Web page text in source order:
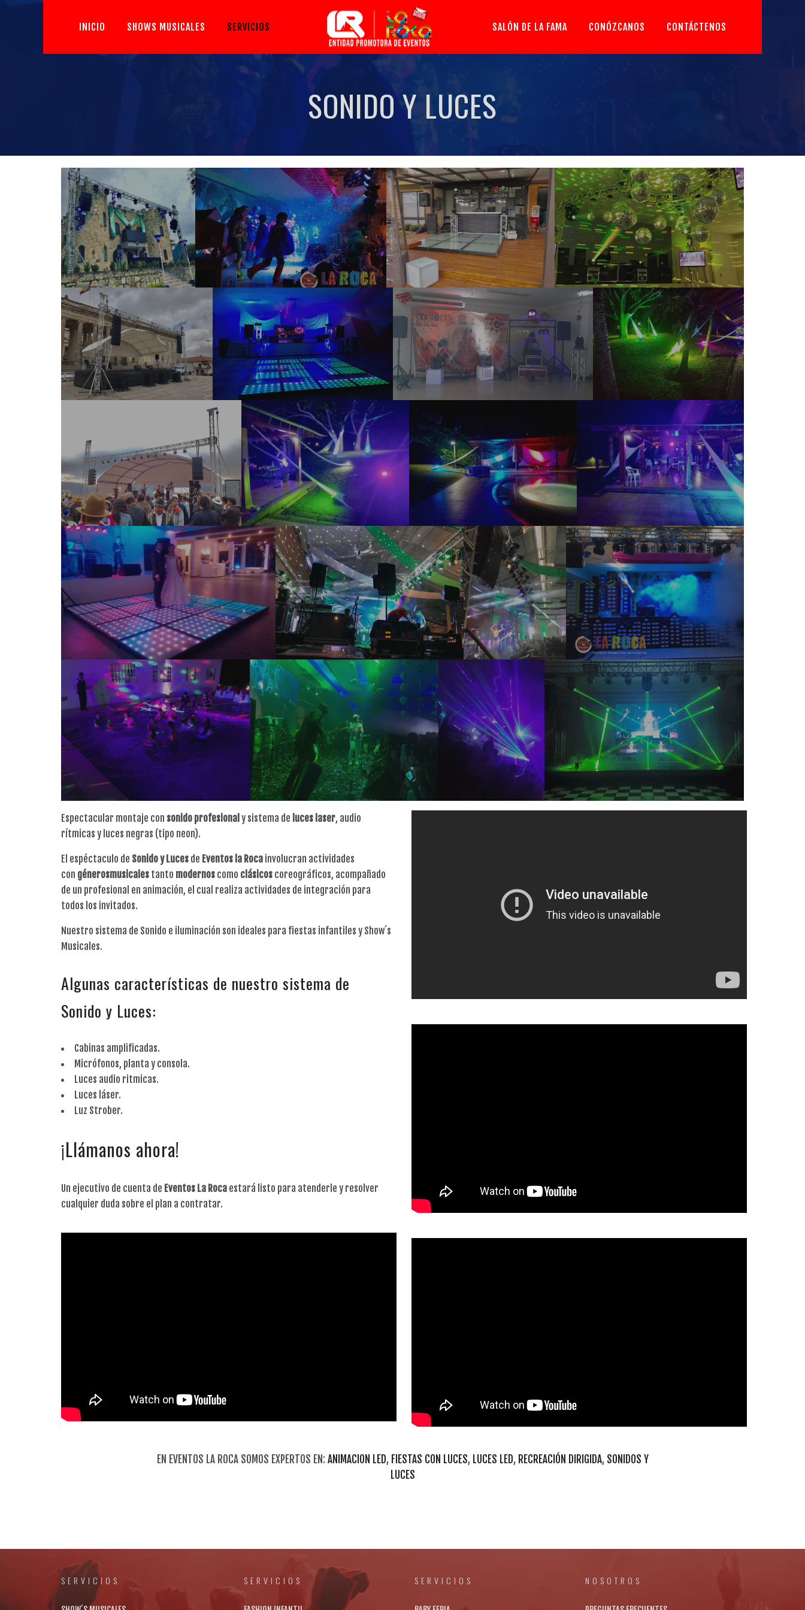
INICIO SHOWS MUSICALES SERVICIOS SALÓN DE LA FAMA CONÓZCANOS CONTÁCTENOS
SONIDO Y LUCES
Espectacular montaje con sonido profesional y sistema de luces laser, audio
rítmicas y luces negras (tipo neon).
El espéctaculo de Sonidoy Luces de Eventos la Roca involucran actividades
con génerosmusicales tanto modernos como clásicos coreográficos, acompañado
de un profesional en animación, el cual realiza actividades de integración para
todos los invitados.
Nuestro sistema de Sonido e iluminación son ideales para fiestas infantiles y Show´s
Musicales.
Algunas características de nuestro sistema de
Sonido y Luces:
Cabinas amplificadas.
Micrófonos, planta y consola.
Luces audio ritmicas.
Luces láser.
Luz Strober.
¡Llámanos ahora!
Un ejecutivo de cuenta de Eventos La Roca estará listo para atenderle y resolver
cualquier duda sobre el plan a contratar.
EN EVENTOS LA ROCA SOMOS EXPERTOS EN: ANIMACION LED, FIESTAS CON LUCES, LUCES LED, RECREACIÓN DIRIGIDA, SONIDOS Y
LUCES
SERVICIOS SERVICIOS SERVICIOS NOSOTROS